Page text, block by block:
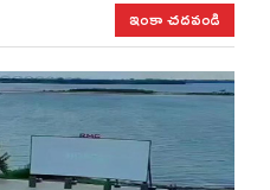
ఇంకా చదవండి